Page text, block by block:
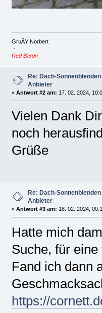
GruÃŸ Norbert
-
Red Baron
Re: Dach-
Anbieter
« Antwort #2 am: 17. 02. 2024,
Vielen Dank
noch
Grüße
Re: Dach-
Anbieter
« Antwort #3 am: 18. 02. 2024,
Hatte mich
Suche, für
Fand ich dann
https://